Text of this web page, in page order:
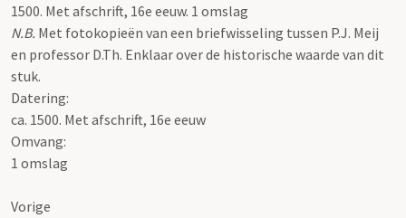
1500. Met afschrift, 16e eeuw. 1 omslag
N.B. Met fotokopieën van een briefwisseling tussen P.J. Meij
en professor D.Th. Enklaar over de historische waarde van dit
stuk.
Datering:
ca. 1500. Met afschrift, 16e eeuw
Omvang:
1 omslag
Vorige